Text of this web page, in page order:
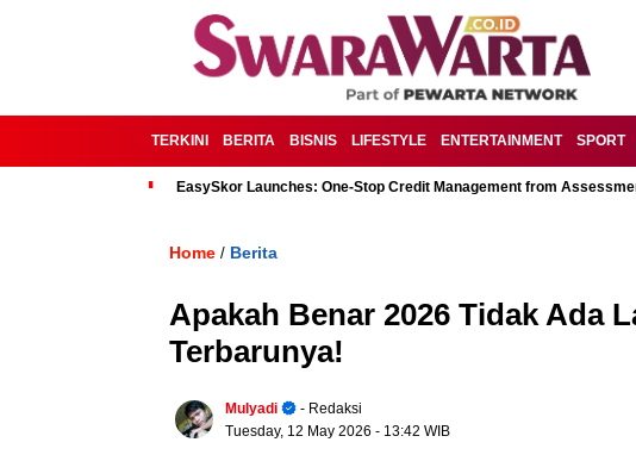
TERKINI BERITA BISNIS LIFESTYLE ENTERTAINMENT SPORT
EasySkor Launches: One-Stop Credit Management from
Home / Berita
Apakah Benar 2026 Tidak Ada
Terbarunya!
Mulyadi
- Redaksi
Tuesday, 12 May 2026 - 13:42 WIB